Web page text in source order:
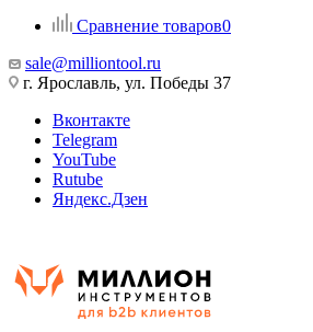
Сравнение товаров0
sale@milliontool.ru
г. Ярославль, ул. Победы 37
Вконтакте
Telegram
YouTube
Rutube
Яндекс.Дзен